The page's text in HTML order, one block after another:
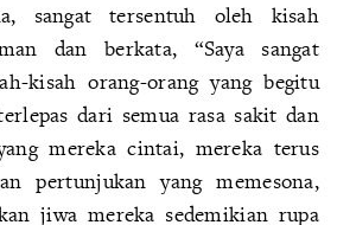
sangat tersentuh oleh kisah
dan berkata, “Saya sangat
kisah orang-orang yang begitu
dari semua rasa sakit dan
mereka cintai, mereka terus
pertunjukan yang memesona,
jiwa mereka sedemikian rupa